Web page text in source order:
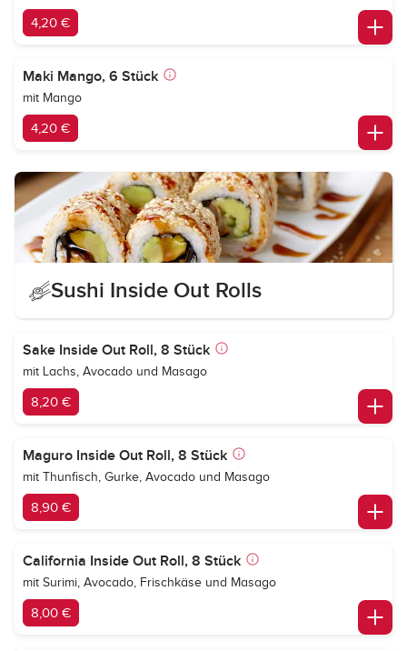
4,20 €
Maki Mango, 6 Stück
mit Mango
4,20 €
Sushi Inside Out Rolls
Sake Inside Out Roll, 8 Stück
mit Lachs, Avocado und Masago
8,20 €
Maguro Inside Out Roll, 8 Stück
mit Thunfisch, Gurke, Avocado und Masago
8,90 €
California Inside Out Roll, 8 Stück
mit Surimi, Avocado, Frischkäse und Masago
8,00 €